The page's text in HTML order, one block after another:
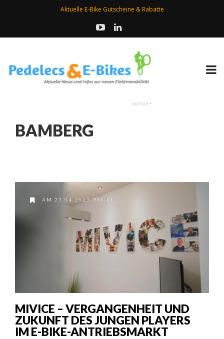
Aktuelle E-Bike Gutscheine & Rabatte
BAMBERG
AM 23.04.2023 UM 11:26
MIVICE – VERGANGENHEIT UND
ZUKUNFT DES JUNGEN PLAYERS
IM E-BIKE-ANTRIEBSMARKT